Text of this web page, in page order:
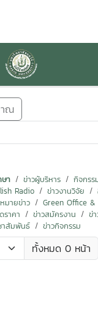
รรม
าณ
า ข่าวผู้บริหาร
กิจกรร
Radio ข่าวงานวิจัย
มายข่าว
Green Office
ราคา
ข่าวสมัครงาน
ข่
าสัมพันธ์ ข่าวกิจกรรม
ทั้งหมด 0 หน้า